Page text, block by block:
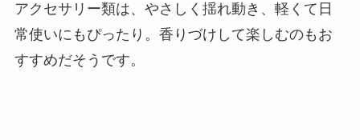
アクセサリー類は、やさしく揺れ動き、軽くて日
常使いにもぴったり。香りづけして楽しむのもお
すすめだそうです。